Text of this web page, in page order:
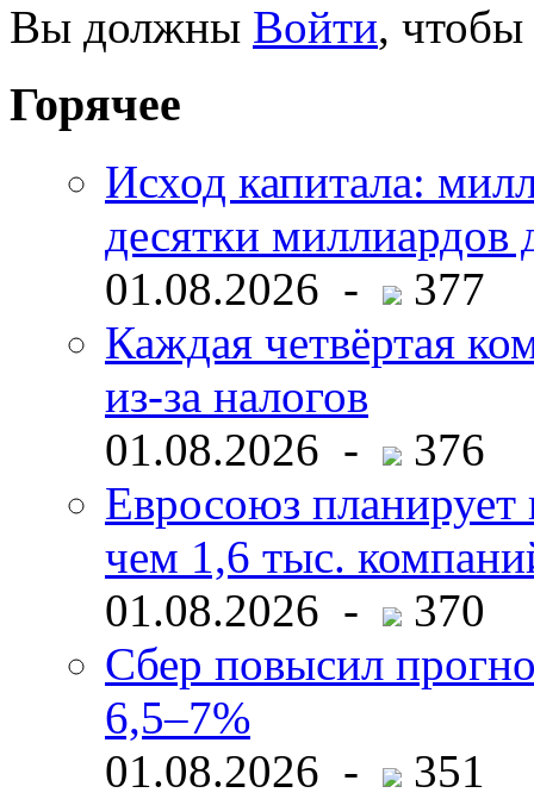
Вы должны Войти, чтобы
Горячее
Исход капитала:
десятки миллиардов
01.08.2026 -
377
Каждая четвёртая
из-за налогов
01.08.2026 -
376
Евросоюз планирует
чем 1,6 тыс.
01.08.2026 -
370
Сбер повысил
6,5–7%
01.08.2026 -
351